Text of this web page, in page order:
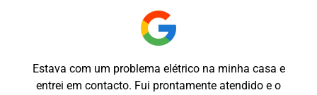
Estava com um problema elétrico na minha casa e
entrei em contacto. Fui prontamente atendido e o